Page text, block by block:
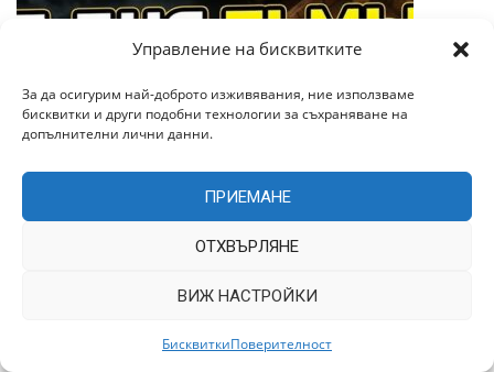
Управление на бисквитките
За да осигурим най-доброто изживявания, ние използваме
бисквитки и други подобни технологии за съхраняване на
допълнителни лични данни.
ПРИЕМАНЕ
ОТХВЪРЛЯНЕ
ВИЖ НАСТРОЙКИ
БисквиткиПоверителност
Планета меняют полюса! Как пережить